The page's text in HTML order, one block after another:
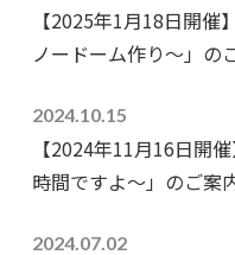
【2025年1月18日開
ノードーム作り～」の
2024.10.15
【2024年11月16日開
時間ですよ～」のご案
2024.07.02